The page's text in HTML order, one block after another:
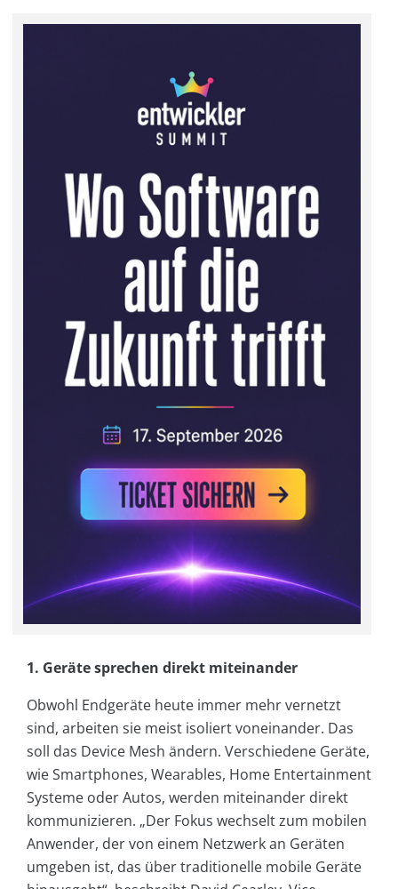
1. Geräte sprechen direkt miteinander
Obwohl Endgeräte heute immer mehr vernetzt
sind, arbeiten sie meist isoliert voneinander. Das
soll das Device Mesh ändern. Verschiedene Geräte,
wie Smartphones, Wearables, Home Entertainment
Systeme oder Autos, werden miteinander direkt
kommunizieren. „Der Fokus wechselt zum mobilen
Anwender, der von einem Netzwerk an Geräten
umgeben ist, das über traditionelle mobile Geräte